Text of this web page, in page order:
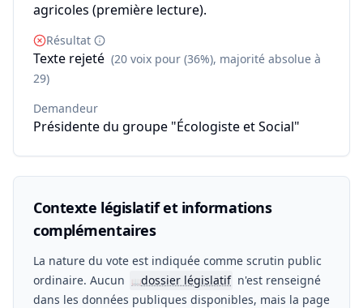
agricoles (première lecture).
Résultat
Texte rejeté (20 voix pour (36%), majorité absolue à
29)
Demandeur
Présidente du groupe "Écologiste et Social"
Contexte législatif et informations
complémentaires
La nature du vote est indiquée comme scrutin public
ordinaire. Aucun
📖dossier législatif n'est renseigné
dans les données publiques disponibles, mais la page